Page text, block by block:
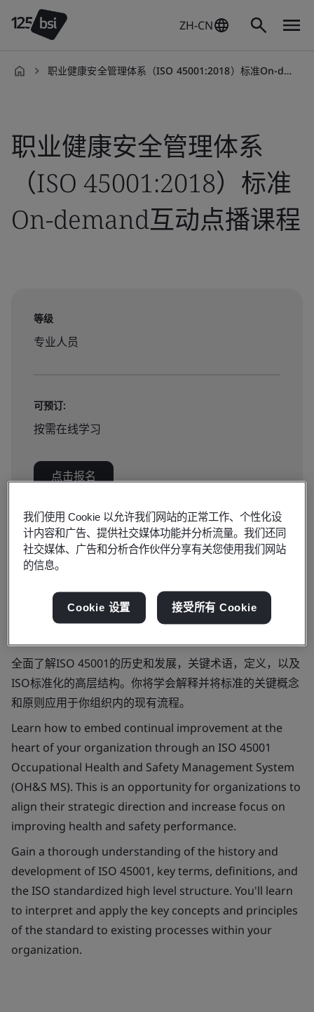
ZH-CN
职业健康安全管理体系（ISO 45001:2018）标准On-demand互动点播课程
职业健康安全管理体系
（ISO 45001:2018）标准
On-demand互动点播课程
等级
专业人员
可预订:
按需在线学习
点击报名
MS）将持续改进嵌入到组织的核心。这对组织来说是一个
机会，可以调整他们的战略方向，增加对改善健康和安全绩
全面了解ISO 45001的历史和发展，关键术语，定义，以及
ISO标准化的高层结构。你将学会解释并将标准的关键概念
和原则应用于你组织内的现有流程。
Learn how to embed continual improvement at the
heart of your organization through an ISO 45001
Occupational Health and Safety Management System
(OH&S MS). This is an opportunity for organizations to
align their strategic direction and increase focus on
improving health and safety performance.
Gain a thorough understanding of the history and
development of ISO 45001, key terms, definitions, and
the ISO standardized high level structure. You'll learn
to interpret and apply the key concepts and principles
of the standard to existing processes within your
organization.
我们使用 Cookie 以允许我们网站的正常工作、个性化设
计内容和广告、提供社交媒体功能并分析流量。我们还同
社交媒体、广告和分析合作伙伴分享有关您使用我们网站
的信息。
Cookie 设置 接受所有 Cookie